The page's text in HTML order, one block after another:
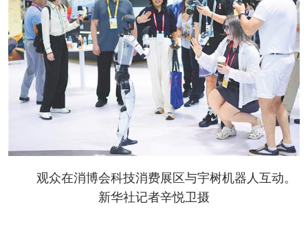
观众在消博会科技消费展区与宇树机器人互动。
新华社记者辛悦卫摄